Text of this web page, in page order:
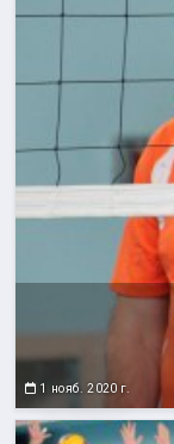
1 нояб. 2020 г.